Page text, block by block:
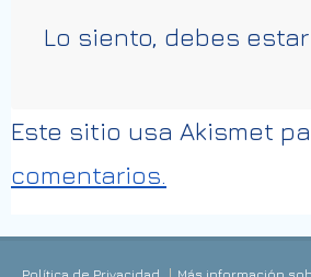
Lo siento, debes estar
Este sitio usa Akismet
comentarios.